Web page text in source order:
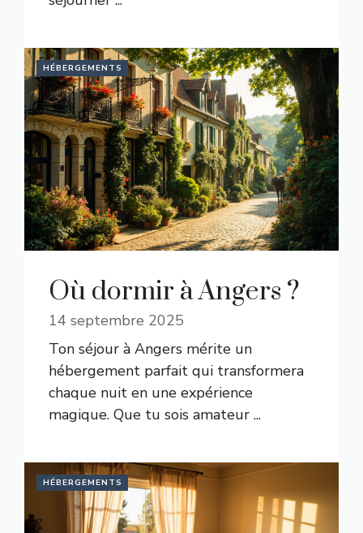
HÉBERGEMENTS
Où dormir à Angers ?
14 septembre 2025
Ton séjour à Angers mérite un
hébergement parfait qui transformera
chaque nuit en une expérience
magique. Que tu sois amateur ...
HÉBERGEMENTS